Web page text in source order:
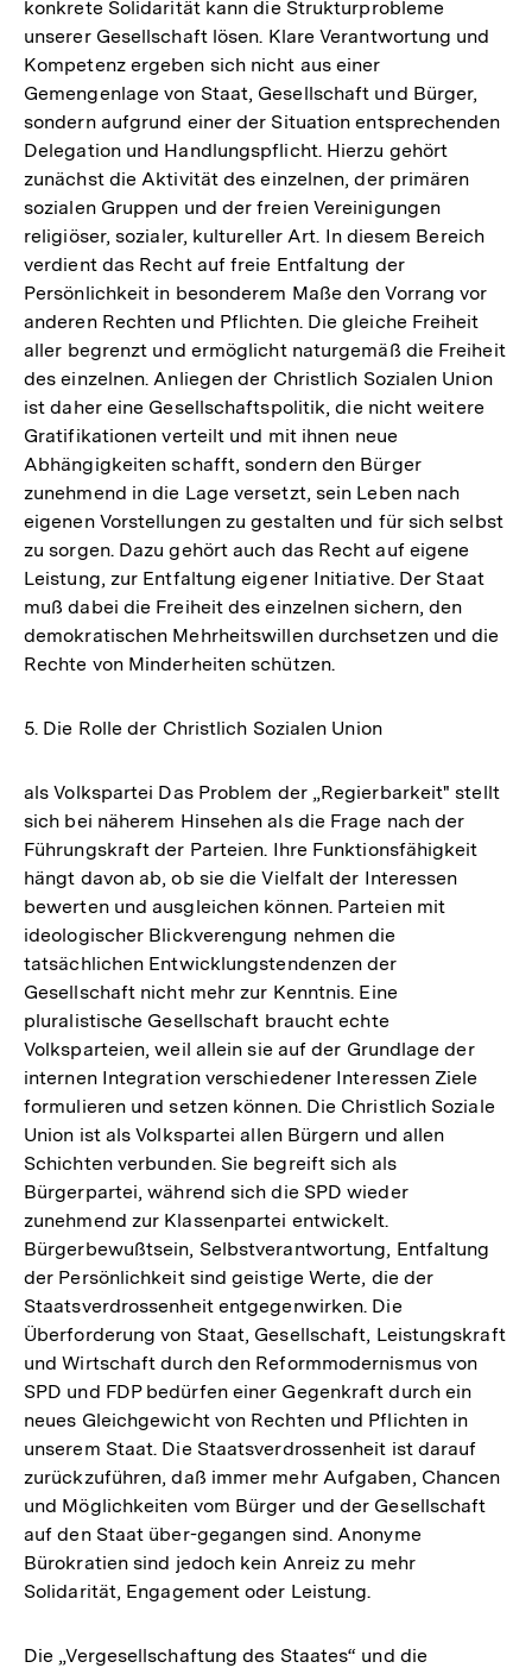
konkrete Solidarität kann die Strukturprobleme
unserer Gesellschaft lösen. Klare Verantwortung und
Kompetenz ergeben sich nicht aus einer
Gemengenlage von Staat, Gesellschaft und Bürger,
sondern aufgrund einer der Situation entsprechenden
Delegation und Handlungspflicht. Hierzu gehört
zunächst die Aktivität des einzelnen, der primären
sozialen Gruppen und der freien Vereinigungen
religiöser, sozialer, kultureller Art. In diesem Bereich
verdient das Recht auf freie Entfaltung der
Persönlichkeit in besonderem Maße den Vorrang vor
anderen Rechten und Pflichten. Die gleiche Freiheit
aller begrenzt und ermöglicht naturgemäß die Freiheit
des einzelnen. Anliegen der Christlich Sozialen Union
ist daher eine Gesellschaftspolitik, die nicht weitere
Gratifikationen verteilt und mit ihnen neue
Abhängigkeiten schafft, sondern den Bürger
zunehmend in die Lage versetzt, sein Leben nach
eigenen Vorstellungen zu gestalten und für sich selbst
zu sorgen. Dazu gehört auch das Recht auf eigene
Leistung, zur Entfaltung eigener Initiative. Der Staat
muß dabei die Freiheit des einzelnen sichern, den
demokratischen Mehrheitswillen durchsetzen und die
Rechte von Minderheiten schützen.
5. Die Rolle der Christlich Sozialen Union
als Volkspartei Das Problem der „Regierbarkeit" stellt
sich bei näherem Hinsehen als die Frage nach der
Führungskraft der Parteien. Ihre Funktionsfähigkeit
hängt davon ab, ob sie die Vielfalt der Interessen
bewerten und ausgleichen können. Parteien mit
ideologischer Blickverengung nehmen die
tatsächlichen Entwicklungstendenzen der
Gesellschaft nicht mehr zur Kenntnis. Eine
pluralistische Gesellschaft braucht echte
Volksparteien, weil allein sie auf der Grundlage der
internen Integration verschiedener Interessen Ziele
formulieren und setzen können. Die Christlich Soziale
Union ist als Volkspartei allen Bürgern und allen
Schichten verbunden. Sie begreift sich als
Bürgerpartei, während sich die SPD wieder
zunehmend zur Klassenpartei entwickelt.
Bürgerbewußtsein, Selbstverantwortung, Entfaltung
der Persönlichkeit sind geistige Werte, die der
Staatsverdrossenheit entgegenwirken. Die
Überforderung von Staat, Gesellschaft, Leistungskraft
und Wirtschaft durch den Reformmodernismus von
SPD und FDP bedürfen einer Gegenkraft durch ein
neues Gleichgewicht von Rechten und Pflichten in
unserem Staat. Die Staatsverdrossenheit ist darauf
zurückzuführen, daß immer mehr Aufgaben, Chancen
und Möglichkeiten vom Bürger und der Gesellschaft
auf den Staat über-gegangen sind. Anonyme
Bürokratien sind jedoch kein Anreiz zu mehr
Solidarität, Engagement oder Leistung.
Die „Vergesellschaftung des Staates“ und die